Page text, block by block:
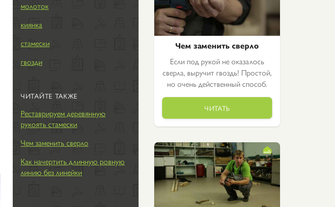
молоток
киянка
стамески
гвозди
ЧИТАЙТЕ ТАКЖЕ
Реставрируем деревянную
рукоять стамески
Чем заменить сверло
Как начертить длинную ровную
линию без линейки
Чем заменить сверло
Если под рукой не оказалось
сверла, выручит гвоздь! Простой,
но очень действенный способ.
ЧИТАТЬ